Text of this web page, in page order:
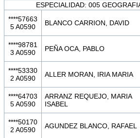
ESPECIALIDAD: 005
****57663
5 A0590
BLANCO CARRION, DAVID
****98781
3 A0590
PEÑA OCA, PABLO
****53330
2 A0590
ALLER MORAN, IRIA MARIA
****64703
5 A0590
ARRANZ REQUEJO, MARIA
ISABEL
****50170
2 A0590
AGUNDEZ BLANCO, RAFAEL